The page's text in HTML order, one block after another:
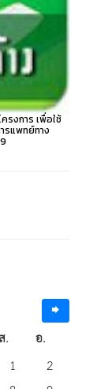
รงการ เพื่อใช้
รแพทย์ทาง
.
อ.
1
2